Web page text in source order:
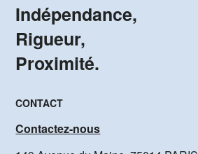
Indépendance,
Rigueur,
Proximité.
CONTACT
Contactez-nous